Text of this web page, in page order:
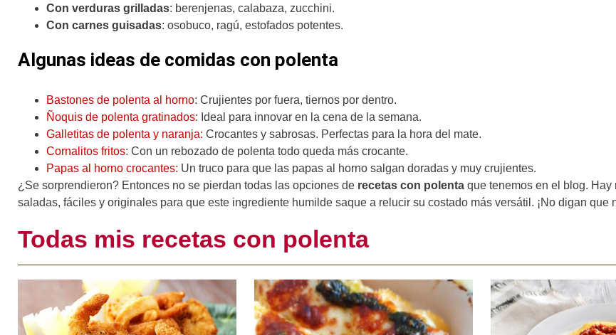
Con verduras grilladas: berenjenas, calabaza, zucchini.
Con carnes guisadas: osobuco, ragú, estofados potentes.
Algunas ideas de comidas con polenta
Bastones de polenta al horno: Crujientes por fuera, tiernos por dentro.
Ñoquis de polenta gratinados: Ideal para innovar en la cena de la semana.
Galletitas de polenta y naranja: Crocantes y sabrosas. Perfectas para la hora del mate.
Cornalitos fritos: Con un rebozado de polenta todo queda más crocante.
Papas al horno crocantes: Un truco para que las papas al horno salgan doradas y muy crujientes.
¿Se sorprendieron? Entonces no se pierdan todas las opciones de recetas con polenta que tenemos en el blog. Hay
saladas, fáciles y originales para que este ingrediente humilde saque a relucir su costado más versátil. ¡No digan que
Todas mis recetas con polenta